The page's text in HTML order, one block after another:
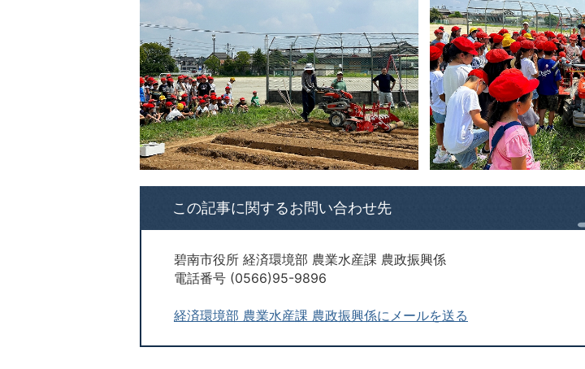
この記事に関するお問い合わせ先
碧南市役所 経済環境部 農業水産課 農政振興係
電話番号 (0566)95-9896
経済環境部 農業水産課 農政振興係にメールを送る